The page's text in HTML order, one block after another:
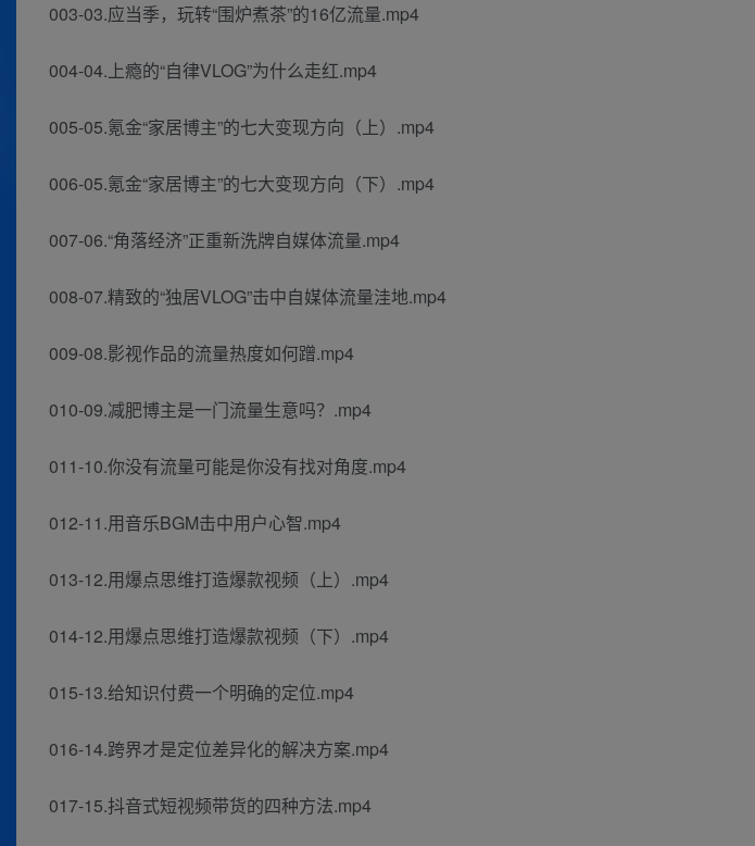
003-03.应当季，玩转“围炉煮茶”的16亿流量.mp4
004-04.上瘾的“自律VLOG”为什么走红.mp4
005-05.氪金“家居博主”的七大变现方向（上）.mp4
006-05.氪金“家居博主”的七大变现方向（下）.mp4
007-06.“角落经济”正重新洗牌自媒体流量.mp4
008-07.精致的“独居VLOG”击中自媒体流量洼地.mp4
009-08.影视作品的流量热度如何蹭.mp4
010-09.减肥博主是一门流量生意吗？.mp4
011-10.你没有流量可能是你没有找对角度.mp4
012-11.用音乐BGM击中用户心智.mp4
013-12.用爆点思维打造爆款视频（上）.mp4
014-12.用爆点思维打造爆款视频（下）.mp4
015-13.给知识付费一个明确的定位.mp4
016-14.跨界才是定位差异化的解决方案.mp4
017-15.抖音式短视频带货的四种方法.mp4